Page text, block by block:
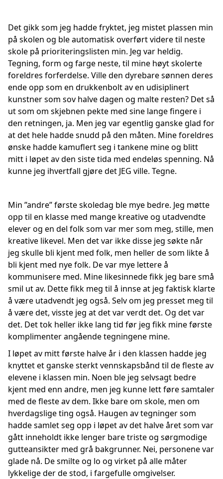
Det gikk som jeg hadde fryktet, jeg mistet plassen min
på skolen og ble automatisk overført videre til neste
skole på prioriteringslisten min. Jeg var heldig.
Tegning, form og farge neste, til mine høyt skolerte
foreldres forferdelse. Ville den dyrebare sønnen deres
ende opp som en drukkenbolt av en udisiplinert
kunstner som sov halve dagen og malte resten? Det så
ut som om skjebnen pekte med sine lange fingere i
den retningen, ja. Men jeg var egentlig ganske glad for
at det hele hadde snudd på den måten. Mine foreldres
ønske hadde kamuflert seg i tankene mine og blitt
mitt i løpet av den siste tida med endeløs spenning. Nå
kunne jeg ihvertfall gjøre det JEG ville. Tegne.
Min ”andre” første skoledag ble mye bedre. Jeg møtte
opp til en klasse med mange kreative og utadvendte
elever og en del folk som var mer som meg, stille, men
kreative likevel. Men det var ikke disse jeg søkte når
jeg skulle bli kjent med folk, men heller de som likte å
bli kjent med nye folk. De var mye lettere å
kommunisere med. Mine likesinnede fikk jeg bare små
smil ut av. Dette fikk meg til å innse at jeg faktisk klarte
å være utadvendt jeg også. Selv om jeg presset meg til
å være det, visste jeg at det var verdt det. Og det var
det. Det tok heller ikke lang tid før jeg fikk mine første
komplimenter angående tegningene mine.
I løpet av mitt første halve år i den klassen hadde jeg
knyttet et ganske sterkt vennskapsbånd til de fleste av
elevene i klassen min. Noen ble jeg selvsagt bedre
kjent med enn andre, men jeg kunne lett føre samtaler
med de fleste av dem. Ikke bare om skole, men om
hverdagslige ting også. Haugen av tegninger som
hadde samlet seg opp i løpet av det halve året som var
gått inneholdt ikke lenger bare triste og sørgmodige
gutteansikter med grå bakgrunner. Nei, personene var
glade nå. De smilte og lo og virket på alle måter
lykkelige der de stod, i fargefulle omgivelser.